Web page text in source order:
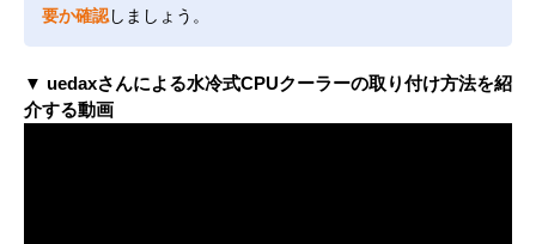
要か確認しましょう。
▼ uedaxさんによる水冷式CPUクーラーの取り付け方法を紹
介する動画